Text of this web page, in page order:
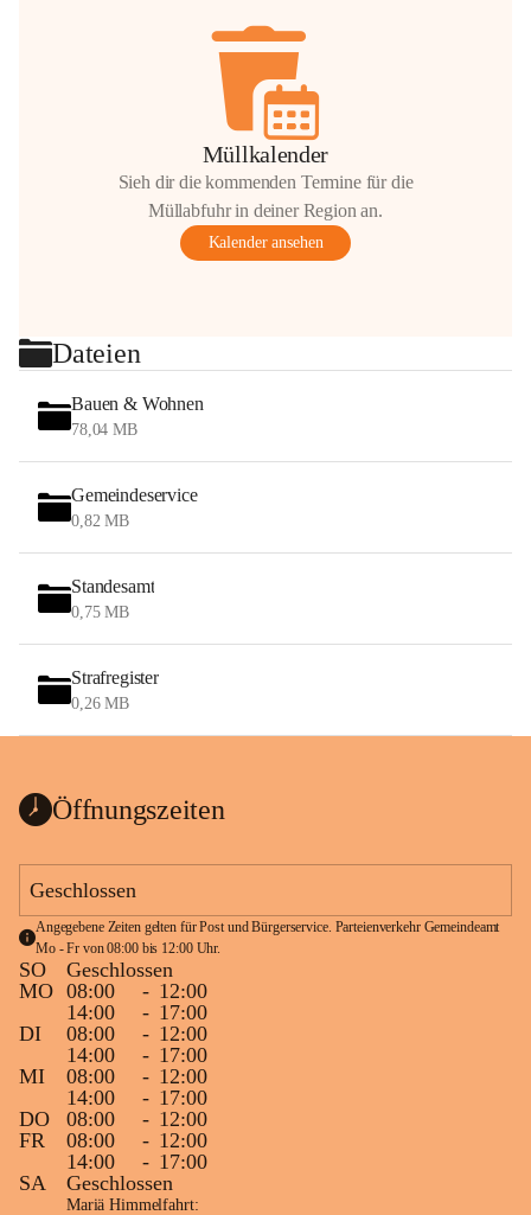
Müllkalender
Sieh dir die kommenden Termine für die
Müllabfuhr in deiner Region an.
Kalender ansehen
Dateien
Bauen & Wohnen
78,04 MB
Gemeindeservice
0,82 MB
Standesamt
0,75 MB
Strafregister
0,26 MB
Öffnungszeiten
Geschlossen
Angegebene Zeiten gelten für Post und Bürgerservice. Parteienverkehr Gemeindeamt
Mo - Fr von 08:00 bis 12:00 Uhr.
SO
Geschlossen
MO 08:00 - 12:00
14:00
- 17:00
DI
08:00 - 12:00
14:00
- 17:00
MI
08:00 - 12:00
14:00
- 17:00
DO
08:00 - 12:00
FR
08:00 - 12:00
14:00
- 17:00
SA
Geschlossen
Mariä Himmelfahrt: